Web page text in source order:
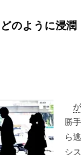
のように浸潤
勝
ら
シ